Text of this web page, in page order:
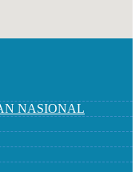
NASIONAL